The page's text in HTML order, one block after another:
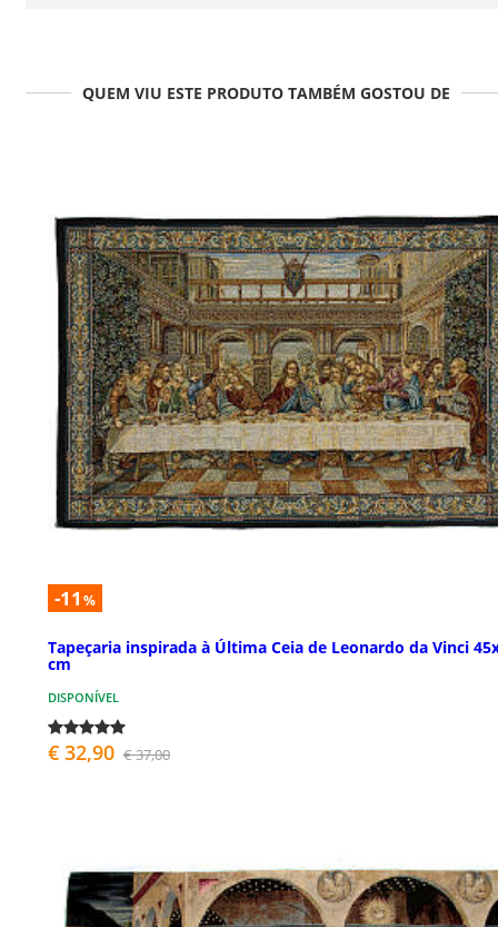
QUEM VIU ESTE PRODUTO TAMBÉM GOSTOU DE
-11 %
Tapeçaria inspirada à Última Ceia de Leonardo da Vinci
cm
DISPONÍVEL
€ 32,90 € 37,00